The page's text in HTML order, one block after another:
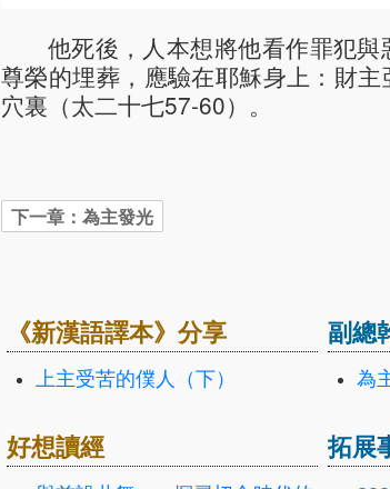
他死後，人本想將他看作罪犯
尊榮的埋葬，應驗在耶穌身上：財
穴裏（太二十七57-60）。
《新漢語譯本》分享
上主受苦的僕人（下）
副總
為
好想讀經 拓展